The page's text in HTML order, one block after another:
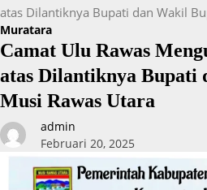
atas Dilantiknya Bupati dan Wakil
Muratara
Camat Ulu Rawas
atas Dilantiknya Bupati
Musi Rawas Utara
admin
Februari 20, 2025